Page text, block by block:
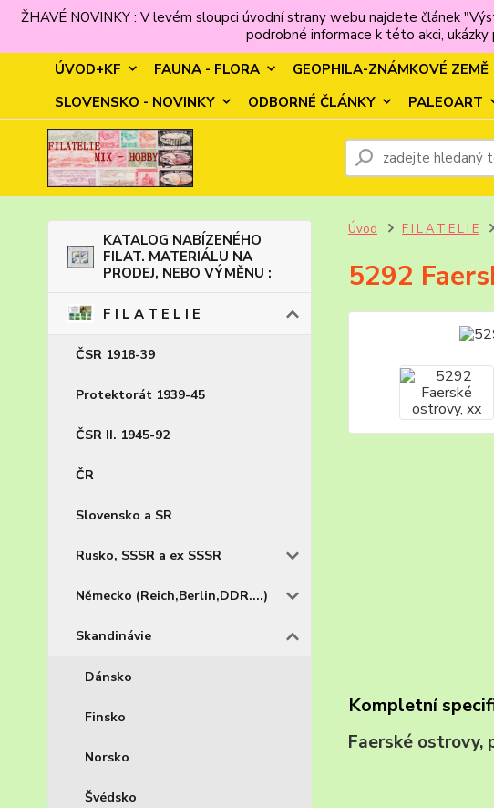
ŽHAVÉ NOVINKY : V levém sloupci úvodní strany webu najdete článek
podrobné informace k této akci,
ÚVOD+KF
FAUNA - FLORA GEOPHILA-ZNÁMKOVÉ ZEMĚ
SLOVENSKO - NOVINKY
ODBORNÉ ČLÁNKY PALEOART
KATALOG NABÍZENÉHO
FILAT. MATERIÁLU NA
PRODEJ, NEBO VÝMĚNU :
F I L A T E L I E
ČSR 1918-39
Protektorát 1939-45
ČSR II. 1945-92
ČR
Slovensko a SR
Rusko, SSSR a ex SSSR
Německo (Reich,Berlin,DDR....)
Skandinávie
Dánsko
Finsko
Norsko
Švédsko
Úvod F I L A T E L I E
5292
Kompletní
Faerské